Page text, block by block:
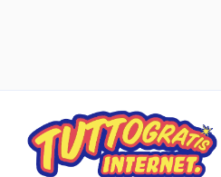
contenuto